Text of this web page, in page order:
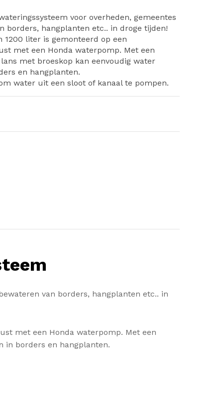
voor overheden, gemeentes
borders, hangplanten etc.. in droge tijden!
liter is gemonteerd op een
met een Honda waterpomp. Met een
met broeskop kan eenvoudig water
en hangplanten.
water uit een sloot of kanaal te pompen.
van borders, hangplanten etc.. in
met een Honda waterpomp. Met een
in borders en hangplanten.